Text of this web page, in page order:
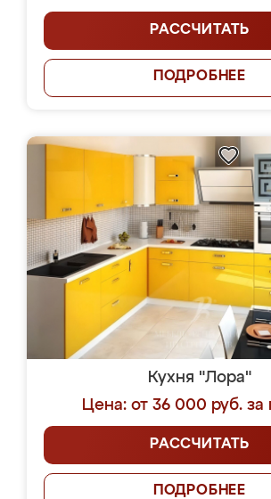
РАССЧИТАТЬ
ПОДРОБНЕЕ
Кухня "Лора"
Цена: от 36 000 руб. за
РАССЧИТАТЬ
ПОДРОБНЕЕ